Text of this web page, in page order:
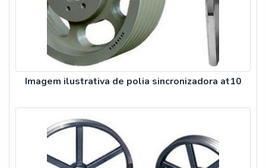
Imagem ilustrativa de polia sincronizadora at10